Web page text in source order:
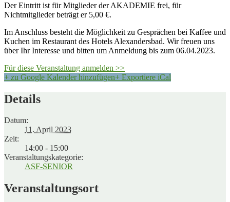
Der Eintritt ist für Mitglieder der AKADEMIE frei, für
Nichtmitglieder beträgt er 5,00 €.
Im Anschluss besteht die Möglichkeit zu Gesprächen bei Kaffee und
Kuchen im Restaurant des Hotels Alexandersbad. Wir freuen uns
über Ihr Interesse und bitten um Anmeldung bis zum 06.04.2023.
Für diese Veranstaltung anmelden >>
+ zu Google Kalender hinzufügen+ Exportiere iCal
Details
Datum:
11. April 2023
Zeit:
14:00 - 15:00
Veranstaltungskategorie:
ASF-SENIOR
Veranstaltungsort